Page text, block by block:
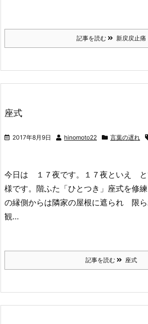
記事を読む 新戻戻止痛
座式
2017年8月9日 hinomoto22 言葉の遅れ
今日は １７夜です。１７夜といえ と
様です。階ふた「ひとつき」座式を修
の縁側からは隣家の屋根に遮られ 限
観…
記事を読む 座式